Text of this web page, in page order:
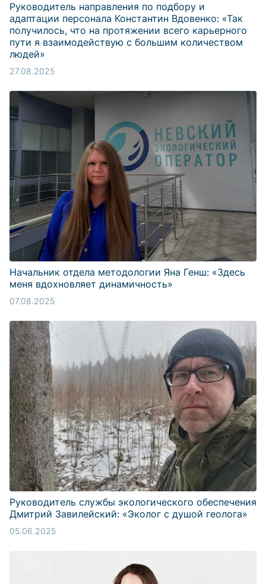
Руководитель направления по подбору и
адаптации персонала Константин Вдовенко: «Так
получилось, что на протяжении всего карьерного
пути я взаимодействую с большим количеством
людей»
27.08.2025
Начальник отдела методологии Яна Генш: «Здесь
меня вдохновляет динамичность»
07.08.2025
Руководитель службы экологического обеспечения
Дмитрий Завилейский: «Эколог с душой геолога»
05.06.2025